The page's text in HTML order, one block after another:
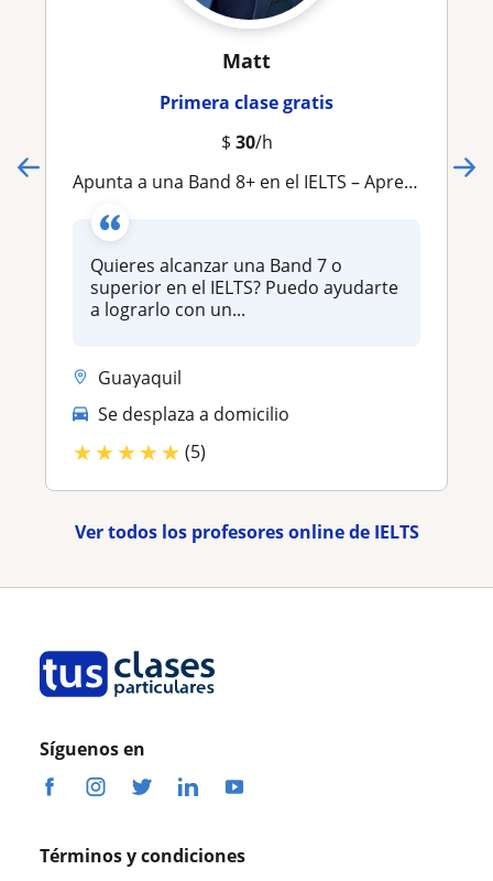
Matt
Primera clase gratis
$ 30/h
Apunta a una Band 8+ en el IELTS – Aprende con un tutor de inglés apasionado y orientado a resultados
Quieres alcanzar una Band 7 o
superior en el IELTS? Puedo ayudarte
a lograrlo con un...
Guayaquil
Se desplaza a domicilio
★★★★★ (5)
Ver todos los profesores online de IELTS
Síguenos en
Términos y condiciones